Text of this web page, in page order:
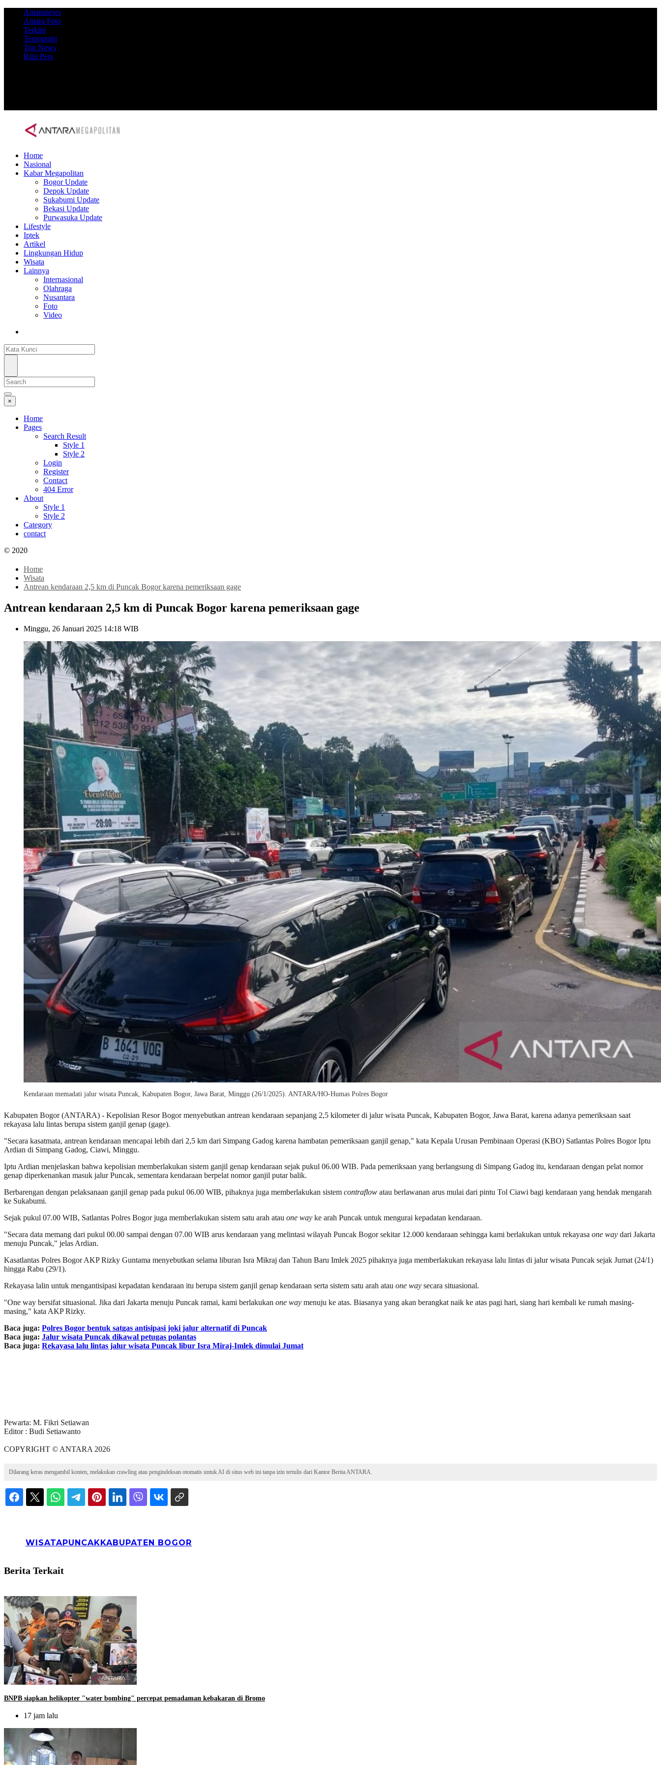
Antaranews
Antara Foto
Terkini
Terpopuler
Top News
Rilis Pers
Home
Nasional
Kabar Megapolitan
Bogor Update
Depok Update
Sukabumi Update
Bekasi Update
Purwasuka Update
Lifestyle
Iptek
Artikel
Lingkungan Hidup
Wisata
Lainnya
Internasional
Olahraga
Nusantara
Foto
Video
×
Home
Pages
Search Result
Style 1
Style 2
Login
Register
Contact
404 Error
About
Style 1
Style 2
Category
contact
© 2020
Home
Wisata
Antrean kendaraan 2,5 km di Puncak Bogor karena pemeriksaan gage
Antrean kendaraan 2,5 km di Puncak Bogor karena pemeriksaan gage
Minggu, 26 Januari 2025 14:18 WIB
Kendaraan memadati jalur wisata Puncak, Kabupaten Bogor, Jawa Barat, Minggu (26/1/2025). ANTARA/HO-Humas Polres Bogor
Kabupaten Bogor (ANTARA) - Kepolisian Resor Bogor menyebutkan antrean kendaraan sepanjang 2,5 kilometer di jalur wisata Puncak, Kabupaten Bogor, Jawa Barat, karena adanya pemeriksaan saat
rekayasa lalu lintas berupa sistem ganjil genap (gage).
"Secara kasatmata, antrean kendaraan mencapai lebih dari 2,5 km dari Simpang Gadog karena hambatan pemeriksaan ganjil genap," kata Kepala Urusan Pembinaan Operasi (KBO) Satlantas Polres Bogor Iptu
Ardian di Simpang Gadog, Ciawi, Minggu.
Iptu Ardian menjelaskan bahwa kepolisian memberlakukan sistem ganjil genap kendaraan sejak pukul 06.00 WIB. Pada pemeriksaan yang berlangsung di Simpang Gadog itu, kendaraan dengan pelat nomor
genap diperkenankan masuk jalur Puncak, sementara kendaraan berpelat nomor ganjil putar balik.
Berbarengan dengan pelaksanaan ganjil genap pada pukul 06.00 WIB, pihaknya juga memberlakukan sistem contraflow atau berlawanan arus mulai dari pintu Tol Ciawi bagi kendaraan yang hendak mengarah
ke Sukabumi.
Sejak pukul 07.00 WIB, Satlantas Polres Bogor juga memberlakukan sistem satu arah atau one way ke arah Puncak untuk mengurai kepadatan kendaraan.
"Secara data memang dari pukul 00.00 sampai dengan 07.00 WIB arus kendaraan yang melintasi wilayah Puncak Bogor sekitar 12.000 kendaraan sehingga kami berlakukan untuk rekayasa one way dari Jakarta
menuju Puncak," jelas Ardian.
Kasatlantas Polres Bogor AKP Rizky Guntama menyebutkan selama liburan Isra Mikraj dan Tahun Baru Imlek 2025 pihaknya juga memberlakukan rekayasa lalu lintas di jalur wisata Puncak sejak Jumat (24/1)
hingga Rabu (29/1).
Rekayasa lalin untuk mengantisipasi kepadatan kendaraan itu berupa sistem ganjil genap kendaraan serta sistem satu arah atau one way secara situasional.
"One way bersifat situasional. Jika dari Jakarta menuju Puncak ramai, kami berlakukan one way menuju ke atas. Biasanya yang akan berangkat naik ke atas pagi hari, siang hari kembali ke rumah masing-
masing," kata AKP Rizky.
Baca juga: Polres Bogor bentuk satgas antisipasi joki jalur alternatif di Puncak
Baca juga: Jalur wisata Puncak dikawal petugas polantas
Baca juga: Rekayasa lalu lintas jalur wisata Puncak libur Isra Miraj-Imlek dimulai Jumat
Pewarta: M. Fikri Setiawan
Editor : Budi Setiawanto
COPYRIGHT © ANTARA 2026
Dilarang keras mengambil konten, melakukan crawling atau pengindeksan otomatis untuk AI di situs web ini tanpa izin tertulis dari Kantor Berita ANTARA.
WISATAPUNCAKKABUPATEN BOGOR
Berita Terkait
BNPB siapkan helikopter "water bombing" percepat pemadaman kebakaran di Bromo
17 jam lalu